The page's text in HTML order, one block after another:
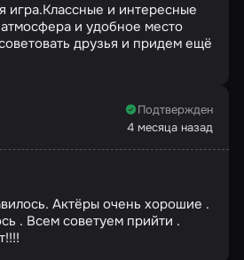
игра.Классные и интересные
и удобное место
друзья и придем ещё
Подтвержден
4 месяца назад
Актёры очень хорошие .
. Всем советуем прийти .